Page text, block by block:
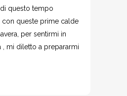
questo tempo
con queste prime calde
per sentirmi in
mi diletto a prepararmi